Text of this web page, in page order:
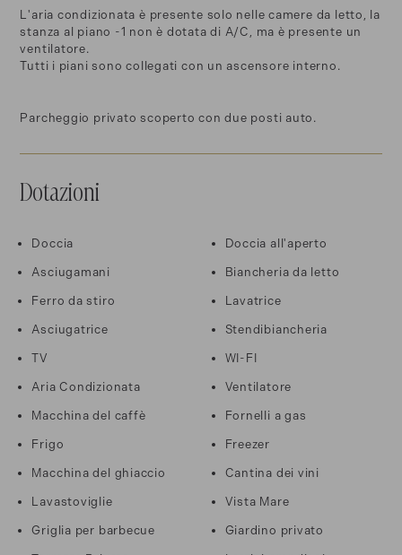
L'aria condizionata è presente solo nelle camere da letto, la
stanza al piano -1 non è dotata di A/C, ma è presente un
ventilatore.
Tutti i piani sono collegati con un ascensore interno.
Parcheggio privato scoperto con due posti auto.
Dotazioni
Doccia Doccia all'aperto
Asciugamani Biancheria da letto
Ferro da stiro Lavatrice
Asciugatrice Stendibiancheria
TV WI-FI
Aria Condizionata Ventilatore
Macchina del caffè Fornelli a gas
Frigo Freezer
Macchina del ghiaccio Cantina dei vini
Lavastoviglie Vista Mare
Griglia per barbecue Giardino privato